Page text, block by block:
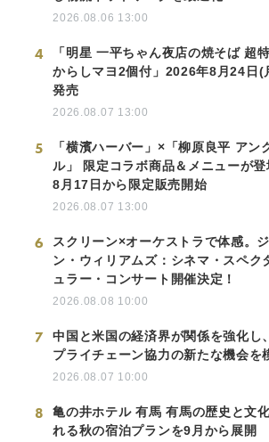
2026.08.06 13:00
4
「明星 一平ちゃん夜店の焼そば 超
からしマヨ2個付」2026年8月24日(
発売
2026.08.07 13:00
5
「横濱ハーバー」×「柳原良平 アン
ル」 限定コラボ商品＆メニューが
8月17日から限定販売開始
2026.08.07 13:00
6
スクリーン×オーケストラで体感。
ン・ウィリアムズ：シネマ・スペク
ュラー・コンサート開催決定！
2026.08.08 10:00
7
中国と米国の経済界が関係を強化し
プライチェーン協力の新たな機会を
2026.08.07 10:00
8
亀の井ホテル 有馬 有馬の歴史と文
れる秋の宿泊プランを9月から展開